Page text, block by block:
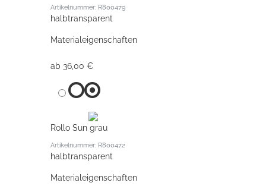
Artikelnummer: R800479
halbtransparent
Materialeigenschaften
ab 36,00 €
Rollo Sun grau
Artikelnummer: R800472
halbtransparent
Materialeigenschaften